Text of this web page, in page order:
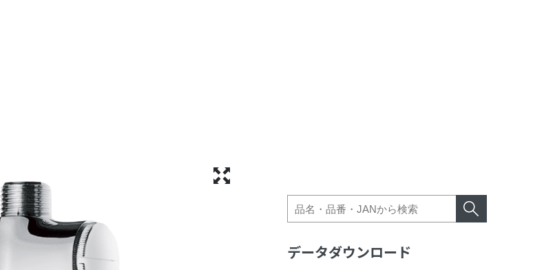
データダウンロード